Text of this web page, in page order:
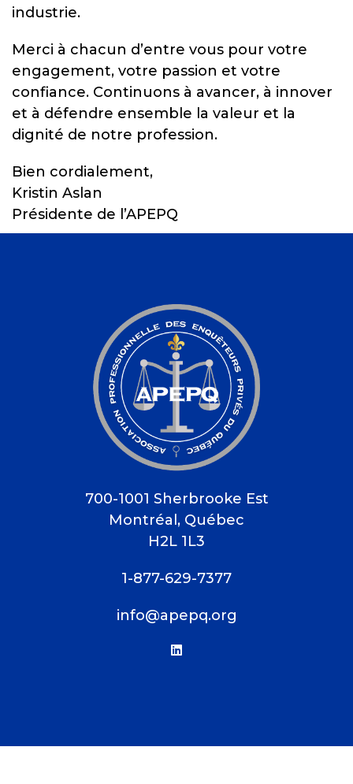
industrie.
Merci à chacun d’entre vous pour votre
engagement, votre passion et votre
confiance. Continuons à avancer, à innover
et à défendre ensemble la valeur et la
dignité de notre profession.
Bien cordialement,
Kristin Aslan
Présidente de l’APEPQ
700-1001 Sherbrooke Est
Montréal, Québec
H2L 1L3
1-877-629-7377
info@apepq.org
linkedin